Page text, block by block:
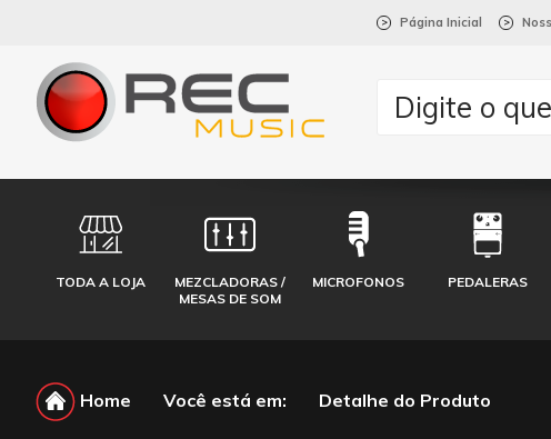
> Página Inicial >
TODA A LOJA
MEZCLADORAS /
MESAS DE SOM
MICROFONOS PEDALERAS
Home Você está em: Detalhe do Produto